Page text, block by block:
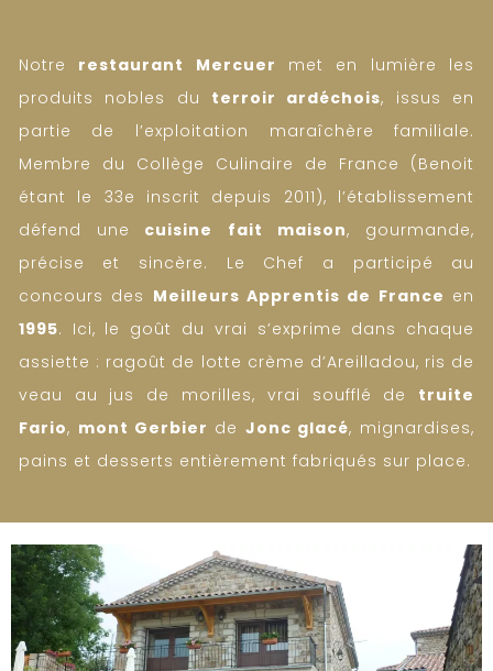
Notre restaurant Mercuer met en lumière les
produits nobles du terroir ardéchois, issus en
partie de l’exploitation maraîchère familiale.
Membre du Collège Culinaire de France (Benoit
étant le 33e inscrit depuis 2011), l’établissement
défend une
cuisine fait maison, gourmande,
précise et sincère. Le Chef a participé au
concours des Meilleurs Apprentis de France en
1995. Ici, le goût du vrai s’exprime dans chaque
assiette : ragoût de lotte crème d’Areilladou, ris de
veau au jus de morilles, vrai soufflé de truite
Fario, mont Gerbier de Jonc glacé, mignardises,
pains et desserts entièrement fabriqués sur place.